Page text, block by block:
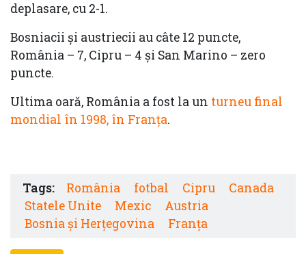
deplasare, cu 2-1.
Bosniacii și austriecii au câte 12 puncte,
România – 7, Cipru – 4 şi San Marino – zero
puncte.
Ultima oară, România a fost la un turneu final
mondial în 1998, în Franţa.
Tags: România fotbal Cipru
Canada
Statele Unite
Mexic
Austria
Bosnia și Herțegovina
Franța